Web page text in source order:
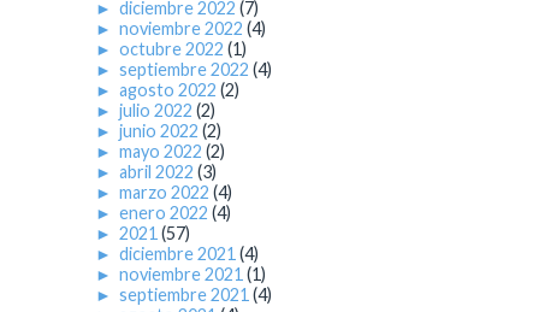
► diciembre 2022 (7)
► noviembre 2022 (4)
► octubre 2022 (1)
► septiembre 2022 (4)
► agosto 2022 (2)
► julio 2022 (2)
► junio 2022 (2)
► mayo 2022 (2)
► abril 2022 (3)
► marzo 2022 (4)
► enero 2022 (4)
► 2021 (57)
► diciembre 2021 (4)
► noviembre 2021 (1)
► septiembre 2021 (4)